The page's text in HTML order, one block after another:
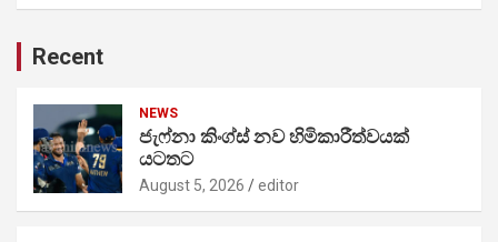
Recent
NEWS
ජැෆ්නා කිංග්ස් නව හිමිකාරීත්වයක්
යටතට
August 5, 2026 editor